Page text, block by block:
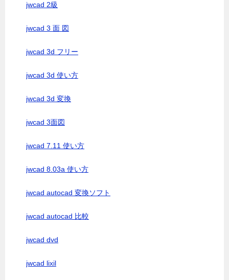
jwcad 2級
jwcad 3 面 図
jwcad 3d フリー
jwcad 3d 使い方
jwcad 3d 変換
jwcad 3面図
jwcad 7.11 使い方
jwcad 8.03a 使い方
jwcad autocad 変換ソフト
jwcad autocad 比較
jwcad dvd
jwcad lixil